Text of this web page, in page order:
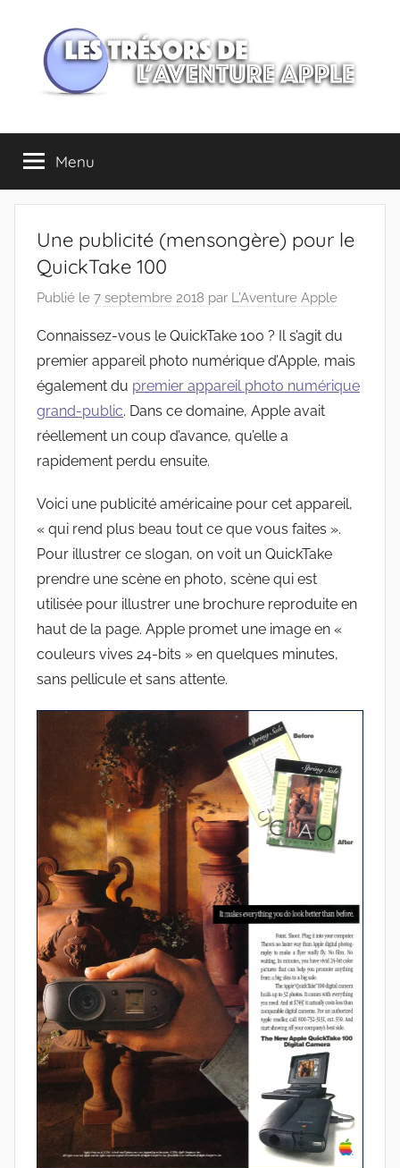
contenu
Les
trésors
de
l'Aventure
Apple
Menu
Une publicité (mensongère) pour le
QuickTake 100
Publié le 7 septembre 2018 par L'Aventure Apple
Connaissez-vous le QuickTake 100 ? Il s’agit du
premier appareil photo numérique d’Apple, mais
également du premier appareil photo numérique
grand-public. Dans ce domaine, Apple avait
réellement un coup d’avance, qu’elle a
rapidement perdu ensuite.
Voici une publicité américaine pour cet appareil,
« qui rend plus beau tout ce que vous faites ».
Pour illustrer ce slogan, on voit un QuickTake
prendre une scène en photo, scène qui est
utilisée pour illustrer une brochure reproduite en
haut de la page. Apple promet une image en «
couleurs vives 24-bits » en quelques minutes,
sans pellicule et sans attente.